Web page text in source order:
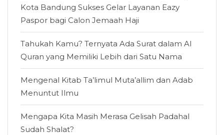
Kota Bandung Sukses Gelar Layanan Eazy
Paspor bagi Calon Jemaah Haji
Tahukah Kamu? Ternyata Ada Surat dalam Al
Quran yang Memiliki Lebih dari Satu Nama
Mengenal Kitab Ta’limul Muta’allim dan Adab
Menuntut Ilmu
Mengapa Kita Masih Merasa Gelisah Padahal
Sudah Shalat?